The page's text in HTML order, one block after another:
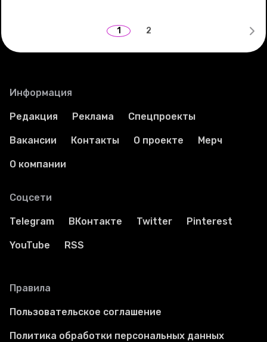
1 2
Информация
Редакция Реклама Спецпроекты
Вакансии Контакты О проекте Мерч
О компании
Соцсети
Telegram ВКонтакте Twitter Pinterest
YouTube RSS
Правила
Пользовательское соглашение
Политика обработки персональных данных